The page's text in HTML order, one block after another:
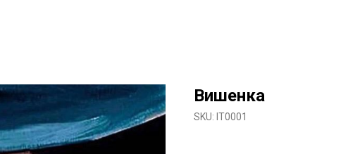
Вишенка
SKU: IT0001